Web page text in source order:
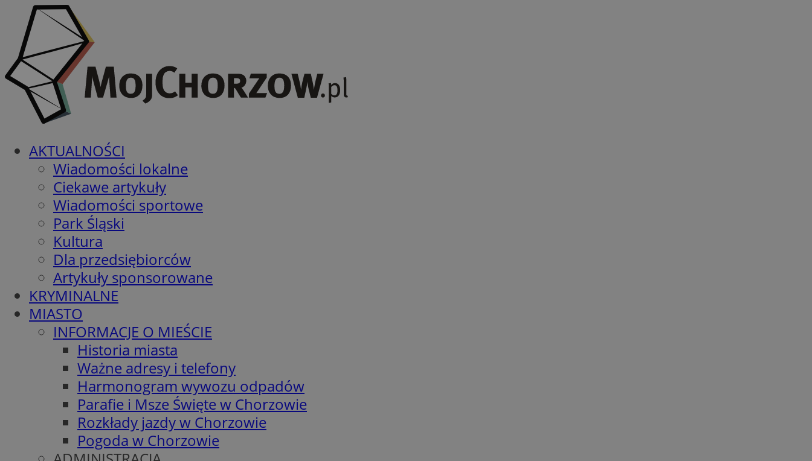
AKTUALNOŚCI
Wiadomości lokalne
Ciekawe artykuły
Wiadomości sportowe
Park Śląski
Kultura
Dla przedsiębiorców
Artykuły sponsorowane
KRYMINALNE
MIASTO
INFORMACJE O MIEŚCIE
Historia miasta
Ważne adresy i telefony
Harmonogram wywozu odpadów
Parafie i Msze Święte w Chorzowie
Rozkłady jazdy w Chorzowie
Pogoda w Chorzowie